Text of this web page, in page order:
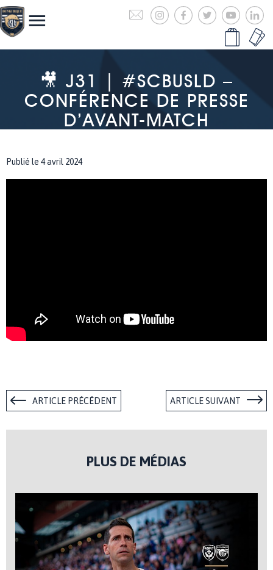
🎥 J31 | #SCBUSLD –
CONFÉRENCE DE PRESSE
D’AVANT-MATCH
Publié le 4 avril 2024
ARTICLE PRÉCÉDENT ARTICLE SUIVANT
PLUS DE MÉDIAS